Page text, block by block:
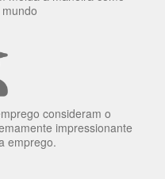
consideram o
impressionante
emprego.